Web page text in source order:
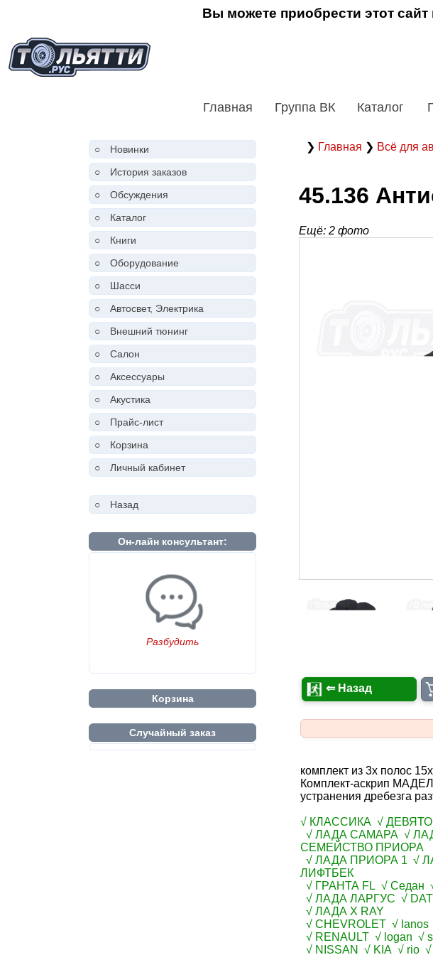
Вы можете приобрести этот
Главная Группа ВК Каталог
○
Новинки
○
История заказов
○
Обсуждения
○
Каталог
○
Книги
○
Оборудование
○
Шасси
○
Автосвет, Электрика
○
Внешний тюнинг
○
Салон
○
Аксессуары
○
Акустика
○
Прайс-лист
○
Корзина
○
Личный кабинет
○ Назад
Он-лайн консультант:
Разбудить
Корзина
Случайный заказ
❯ Главная ❯ Всё для
45.136
Ещё: 2 фото
⇐ Назад
комплект из 3х полос
Комплект-аскрип
устранения дребезга
√ КЛАССИКА √
√ ЛАДА САМАРА √
СЕМЕЙСТВО ПРИОРА
√ ЛАДА ПРИОРА 1 √
ЛИФТБЕК
√ ГРАНТА FL √ Седан
√ ЛАДА ЛАРГУС √
√ ЛАДА X RAY
√ CHEVROLET √ lanos
√ RENAULT √ logan √
√ NISSAN √ KIA √ rio